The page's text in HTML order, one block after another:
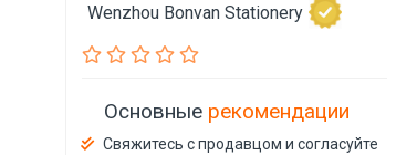
Wenzhou Bonvan Stationery
Основные рекомендации
Свяжитесь с продавцом и согласуйте